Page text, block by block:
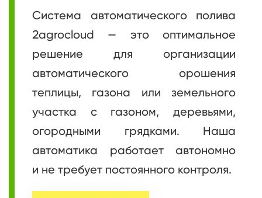
Cистема автоматического полива
2agrocloud — это оптимальное
решение для организации
автоматического орошения
теплицы, газона или земельного
участка с газоном, деревьями,
огородными грядками. Наша
автоматика работает автономно
и не требует постоянного контроля.